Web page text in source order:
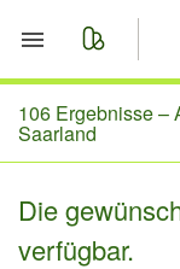
Start
Merkliste
106 Ergebnisse –
Saarland
Die
verfügbar.